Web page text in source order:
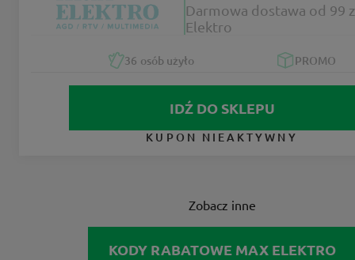
Darmowa dostawa od 99
Elektro
36 osób użyło PROMO
IDŹ DO SKLEPU
KUPON NIEAKTYWNY
Zobacz inne
KODY RABATOWE MAX ELEKTRO